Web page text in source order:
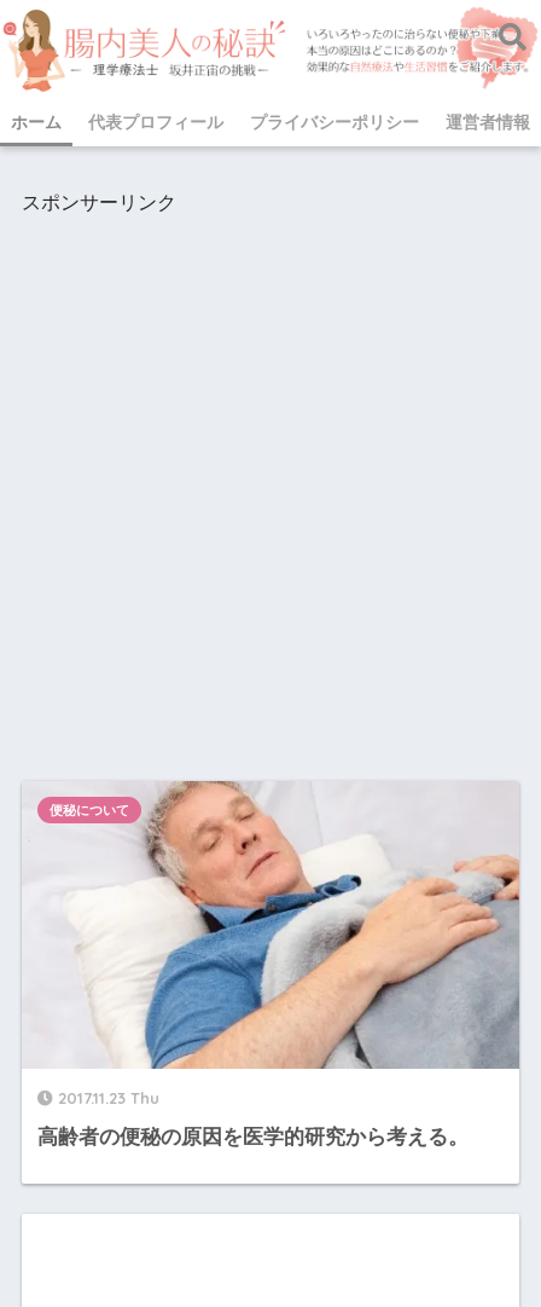
ホーム 代表プロフィール プライバシーポリシー 運営者情報
スポンサーリンク
2017.11.23 Thu
高齢者の便秘の原因を医学的研究から考える。
便秘について